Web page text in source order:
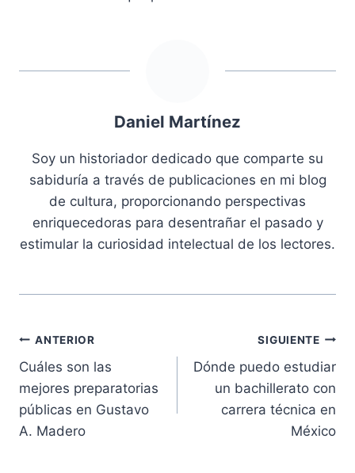
Daniel Martínez
Soy un historiador dedicado que comparte su
sabiduría a través de publicaciones en mi blog
de cultura, proporcionando perspectivas
enriquecedoras para desentrañar el pasado y
estimular la curiosidad intelectual de los lectores.
Navegación
de
entradas
ANTERIOR
Cuáles son las
mejores preparatorias
públicas en Gustavo
A. Madero
SIGUIENTE
Dónde puedo estudiar
un bachillerato con
carrera técnica en
México